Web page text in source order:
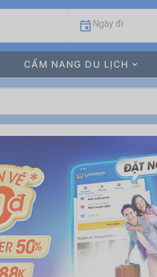
Ngày đi
CẨM NANG DU LỊCH